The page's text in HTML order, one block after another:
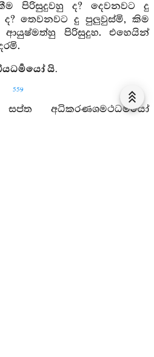
පිරිසුදුවහු ද? දෙවනවට දු
තෙවනවට දු පුලුවුස්මි, කිම
ආයුෂ්මත්හු පිරිසුදුහ. එහෙයින්
යි.
559
අධිකරණශමථධර්‍මයෝ